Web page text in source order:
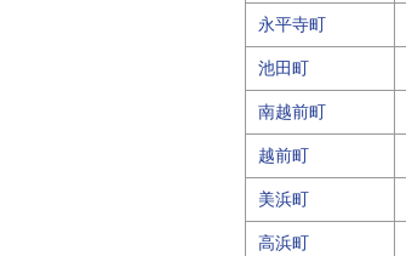
永平寺町
池田町
南越前町
越前町
美浜町
高浜町